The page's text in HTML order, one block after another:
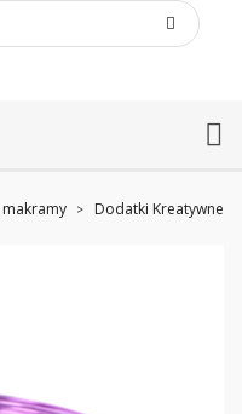
Dodatki Kreatywne